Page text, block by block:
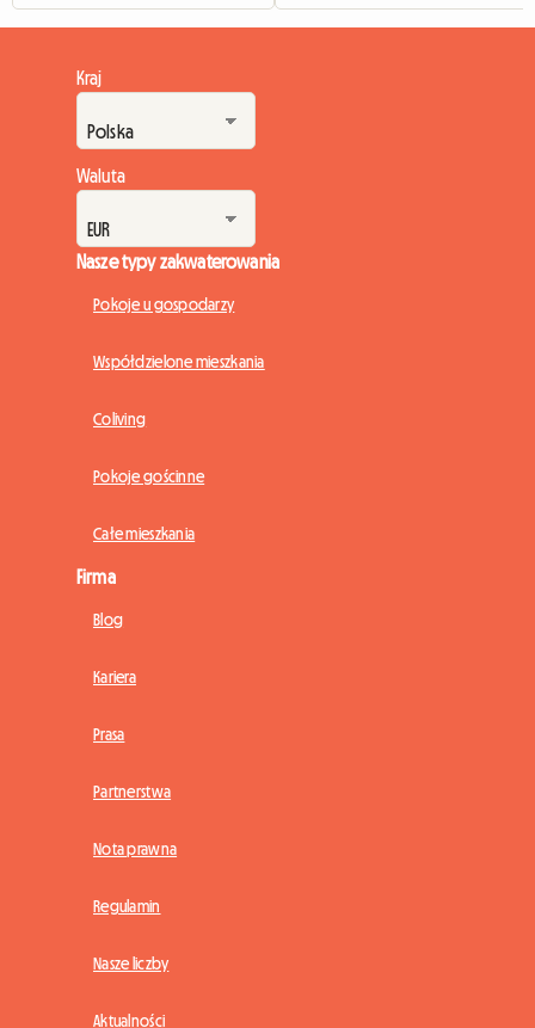
Kraj
Waluta
Nasze typy zakwaterowania
Pokoje u gospodarzy
Współdzielone mieszkania
Coliving
Pokoje gościnne
Całe mieszkania
Firma
Blog
Kariera
Prasa
Partnerstwa
Nota prawna
Regulamin
Nasze liczby
Aktualności